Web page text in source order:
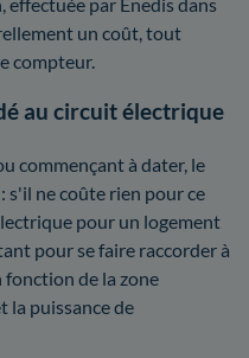
un coût, tout
compteur.
au circuit électrique
commençant à dater, le
: s'il ne coûte rien pour ce
pour un logement
pour se faire raccorder à
fonction de la zone
la puissance de